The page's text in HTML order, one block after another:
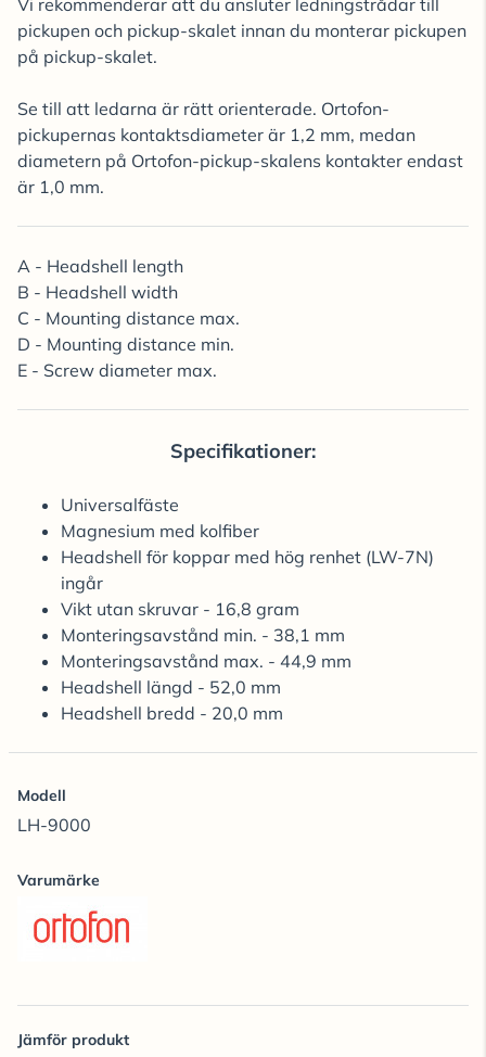
Vi rekommenderar att du ansluter ledningstrådar till
pickupen och pickup-skalet innan du monterar pickupen
på pickup-skalet.
Se till att ledarna är rätt orienterade. Ortofon-
pickupernas kontaktsdiameter är 1,2 mm, medan
diametern på Ortofon-pickup-skalens kontakter endast
är 1,0 mm.
A - Headshell length
B - Headshell width
C - Mounting distance max.
D - Mounting distance min.
E - Screw diameter max.
Specifikationer:
Universalfäste
Magnesium med kolfiber
Headshell för koppar med hög renhet (LW-7N)
ingår
Vikt utan skruvar - 16,8 gram
Monteringsavstånd min. - 38,1 mm
Monteringsavstånd max. - 44,9 mm
Headshell längd - 52,0 mm
Headshell bredd - 20,0 mm
Modell
LH-9000
Varumärke
Jämför produkt